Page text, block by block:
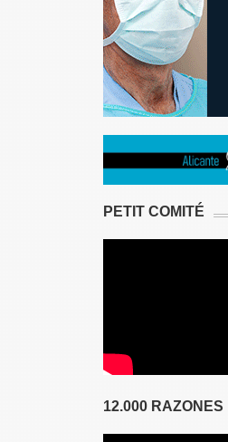
PETIT COMITÉ
12.000 RAZONES